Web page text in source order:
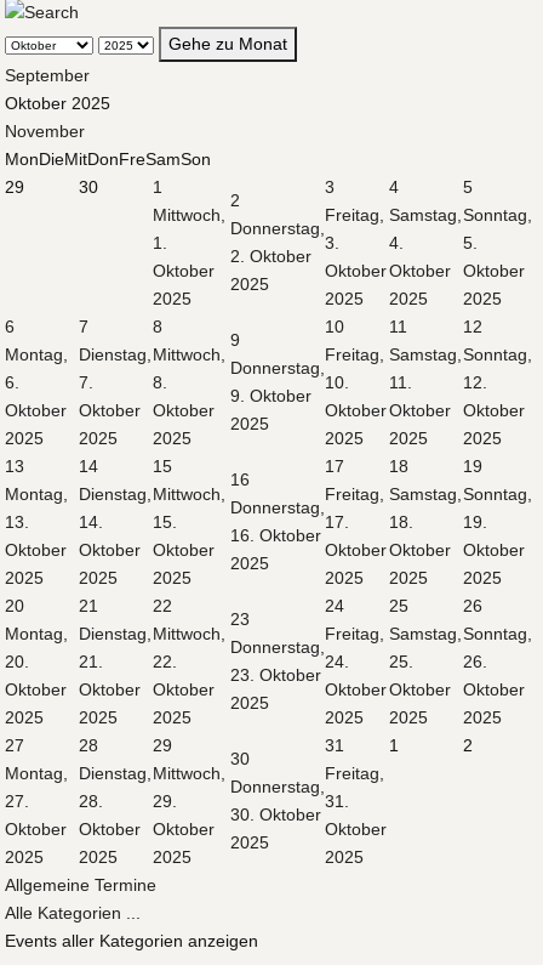
Gehe zu Monat
September
Oktober 2025
November
MonDieMitDonFreSamSon
29
30
1
Mittwoch,
1.
Oktober
2025
2
Donnerstag,
2. Oktober
2025
3
Freitag,
3.
Oktober
2025
4
Samstag,
4.
Oktober
2025
5
Sonntag,
5.
Oktober
2025
6
Montag,
6.
Oktober
2025
7
Dienstag,
7.
Oktober
2025
8
Mittwoch,
8.
Oktober
2025
9
Donnerstag,
9. Oktober
2025
10
Freitag,
10.
Oktober
2025
11
Samstag,
11.
Oktober
2025
12
Sonntag,
12.
Oktober
2025
13
Montag,
13.
Oktober
2025
14
Dienstag,
14.
Oktober
2025
15
Mittwoch,
15.
Oktober
2025
16
Donnerstag,
16. Oktober
2025
17
Freitag,
17.
Oktober
2025
18
Samstag,
18.
Oktober
2025
19
Sonntag,
19.
Oktober
2025
20
Montag,
20.
Oktober
2025
21
Dienstag,
21.
Oktober
2025
22
Mittwoch,
22.
Oktober
2025
23
Donnerstag,
23. Oktober
2025
24
Freitag,
24.
Oktober
2025
25
Samstag,
25.
Oktober
2025
26
Sonntag,
26.
Oktober
2025
27
Montag,
27.
Oktober
2025
28
Dienstag,
28.
Oktober
2025
29
Mittwoch,
29.
Oktober
2025
30
Donnerstag,
30. Oktober
2025
31
Freitag,
31.
Oktober
2025
1 2
Allgemeine Termine
Alle Kategorien ...
Events aller Kategorien anzeigen